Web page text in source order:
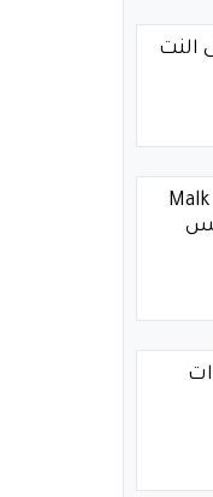
النت
اعرف ما معنى اسم ملك Malk